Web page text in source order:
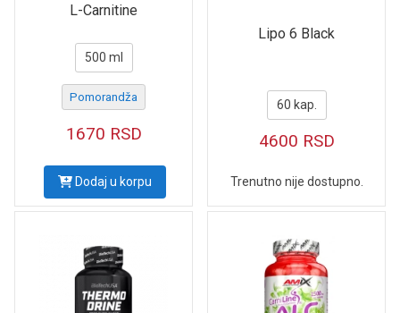
L-Carnitine
500 ml
Pomorandža
1670 RSD
Dodaj u korpu
Lipo 6 Black
60 kap.
4600 RSD
Trenutno nije dostupno.